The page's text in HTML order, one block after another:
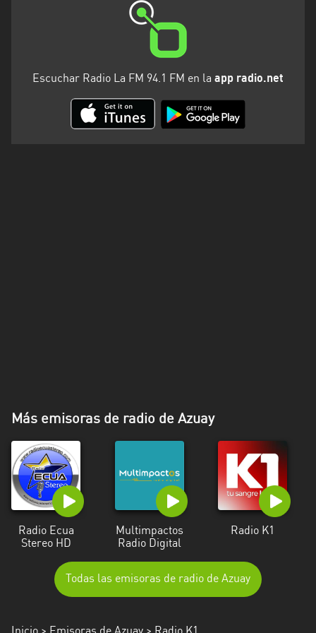
Escuchar Radio La FM 94.1 FM en la app radio.net
Más emisoras de radio de Azuay
Radio Ecua
Stereo HD
Multimpactos
Radio Digital
Radio K1
Todas las emisoras de radio de Azuay